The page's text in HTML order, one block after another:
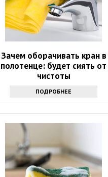
Зачем оборачивать кран в
полотенце: будет сиять от
чистоты
ПОДРОБНЕЕ